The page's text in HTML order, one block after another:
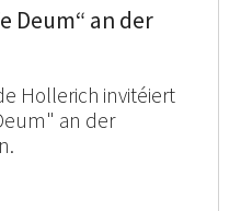
Deum“ an der
Hollerich invitéiert
an der